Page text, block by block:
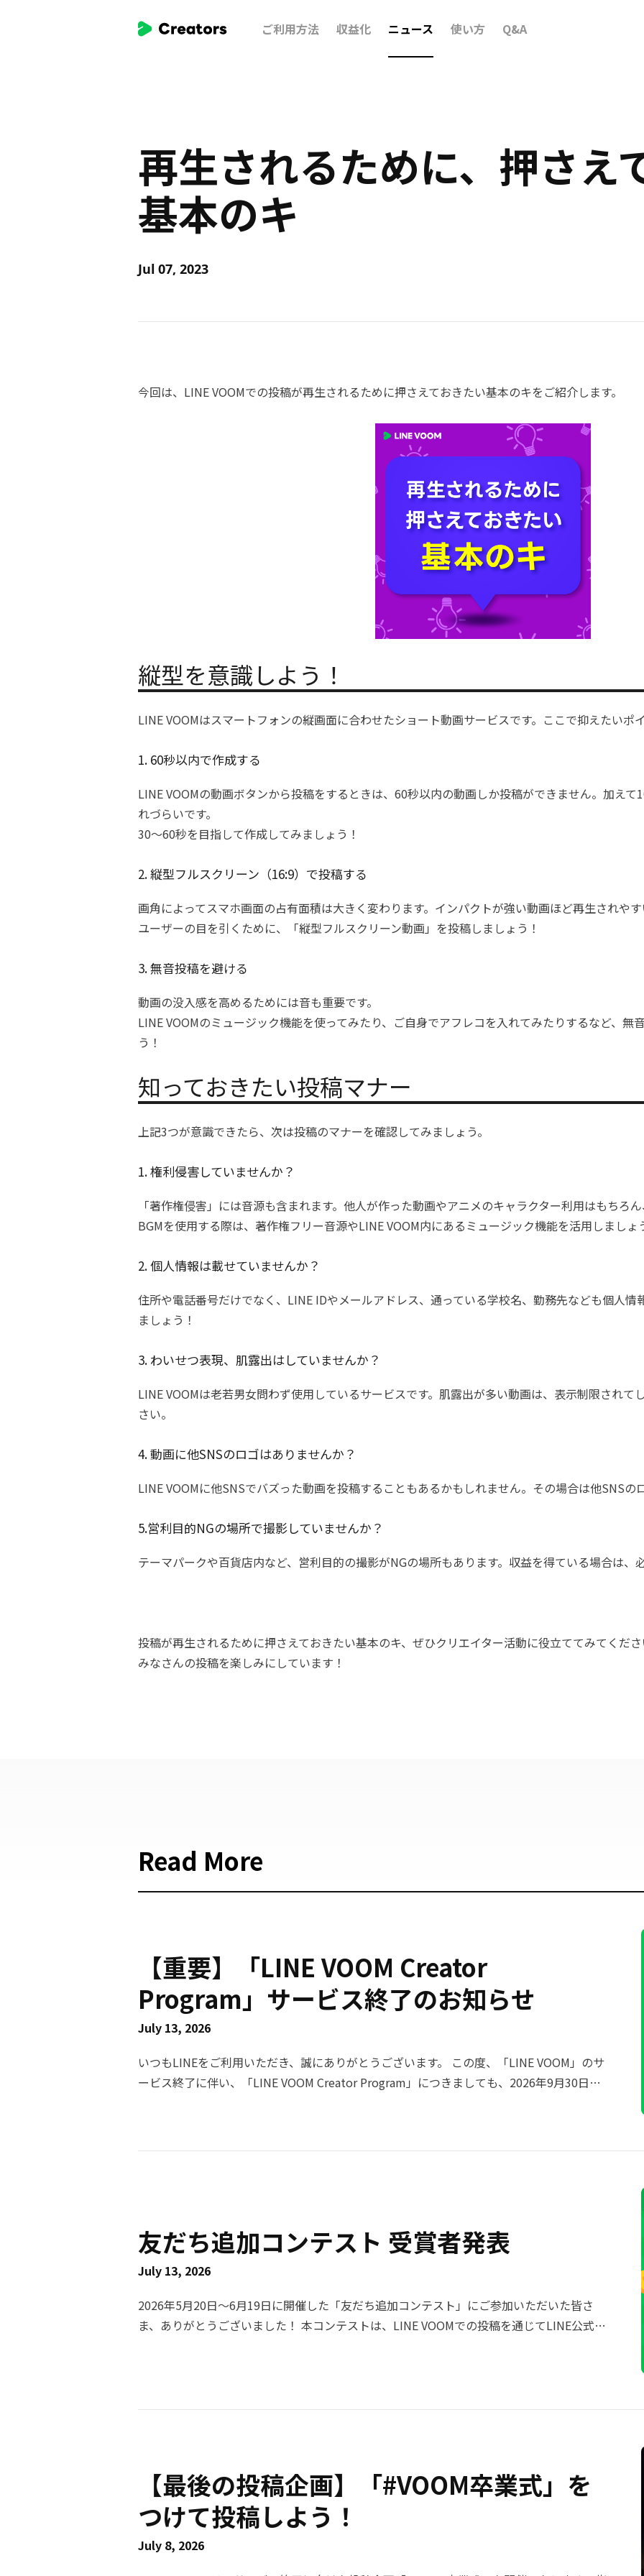
ご利用方法 収益化 ニュース 使い方 Q&A
再生されるために、押さえ
基本のキ
Jul 07, 2023
今回は、LINE VOOMでの投稿が再生されるために押さえておきたい基本のキをご紹介します。
縦型を意識しよう！
LINE VOOMはスマートフォンの縦画面に合わせたショート動画サービスです。ここで抑えたいポ
1. 60秒以内で作成する
LINE VOOMの動画ボタンから投稿をするときは、60秒以内の動画しか投稿ができません。加え
れづらいです。
30〜60秒を目指して作成してみましょう！
2. 縦型フルスクリーン（16:9）で投稿する
画角によってスマホ画面の占有面積は大きく変わります。インパクトが強い動画ほど再生されや
ユーザーの目を引くために、「縦型フルスクリーン動画」を投稿しましょう！
3. 無音投稿を避ける
動画の没入感を高めるためには音も重要です。
LINE VOOMのミュージック機能を使ってみたり、ご自身でアフレコを入れてみたりするなど、無
う！
知っておきたい投稿マナー
上記3つが意識できたら、次は投稿のマナーを確認してみましょう。
1. 権利侵害していませんか？
「著作権侵害」には音源も含まれます。他人が作った動画やアニメのキャラクター利用はもちろ
BGMを使用する際は、著作権フリー音源やLINE VOOM内にあるミュージック機能を活用しましょ
2. 個人情報は載せていませんか？
住所や電話番号だけでなく、LINE IDやメールアドレス、通っている学校名、勤務先なども個人情
ましょう！
3. わいせつ表現、肌露出はしていませんか？
LINE VOOMは老若男女問わず使用しているサービスです。肌露出が多い動画は、表示制限されて
さい。
4. 動画に他SNSのロゴはありませんか？
LINE VOOMに他SNSでバズった動画を投稿することもあるかもしれません。その場合は他SNS
5.営利目的NGの場所で撮影していませんか？
テーマパークや百貨店内など、営利目的の撮影がNGの場所もあります。 収益を得ている場合は、
投稿が再生されるために押さえておきたい基本のキ、ぜひクリエイター活動に役立ててみてくだ
みなさんの投稿を楽しみにしています！
Read More
【重要】「LINE VOOM Creator
Program」サービス終了のお知らせ
July 13, 2026
いつもLINEをご利用いただき、誠にありがとうございます。 この度、「LINE VOOM」のサ
ービス終了に伴い、「LINE VOOM Creator Program」につきましても、2026年9月30日
しましても、同日をもって受付終了となります。 ・ クリエイター様の登録情報不備等によ
り審査が進められない場合、収益化申請の終了期日までに不備等の解消が確認できない際に
は登録ができかねます。 あらかじめご了承くださいますようお願い申し上げます。 新規投稿
停止日： 2026年9月28日（月） ・VOOM studioからの新規投稿を終了いたします。 サービ
ス提供終了日： 2026年9月30日（水）午前11時ごろ ・ サービス提供終了日まで、現状通り
金のお支払いが正常に行われない可能性がございます。 ■ サービス終了に関するご不明点
やご質問は、以下のお問い合わせフォームよりご連絡ください。https://contact-
cc.line.me/category1ld/14550 ご利用中の皆様には多大なご迷惑をおかけいたしますが、何
卒ご理解賜りますようお願い申し上げます。 これまでの「LINE VOOM」へのあたたかいご
友だち追加コンテスト 受賞者発表
July 13, 2026
2026年5月20日〜6月19日に開催した「友だち追加コンテスト」にご参加いただいた皆さ
ま、ありがとうございました！ 本コンテストは、LINE VOOMでの投稿を通じてLINE公式ア
名の投稿をご紹介いたします。 🥇 最優秀賞（賞金30万円） 小麦アレルギー🌾 友だち追加を
× 5名） ぴよたぬき♡ 友だち追加してキーワードを送るとアイコン画像や壁紙をプレゼン
トする企画を実施されていました。"期間限定"の要素もユーザーアクションの後押しになり
そうですね☺️ ぱみ 友だち追加してキーワードを送るとアイコン画像をプレゼントする企画
を実施。応答メッセージ機能の仕様も丁寧に説明されていて分かりやすいです😊 以下の3組
【最後の投稿企画】「#VOOM卒業式」を
つけて投稿しよう！
July 8, 2026